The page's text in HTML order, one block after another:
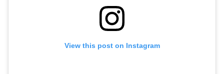
View this post on Instagram